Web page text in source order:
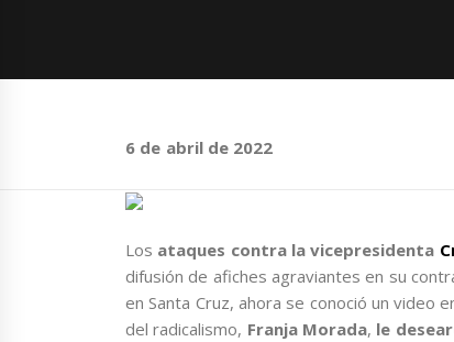
6 de abril de 2022
Los ataques contra la vicepresidenta
difusión de afiches agraviantes en su
en Santa Cruz, ahora se conoció un video
del radicalismo, Franja Morada, le